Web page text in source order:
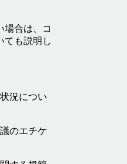
場合は、コ
ても説明し
況につい
のエチケ